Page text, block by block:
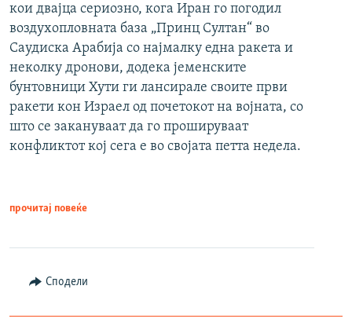
кои двајца сериозно, кога Иран го погодил
воздухопловната база „Принц Султан“ во
Саудиска Арабија со најмалку една ракета и
неколку дронови, додека јеменските
бунтовници Хути ги лансирале своите први
ракети кон Израел од почетокот на војната, со
што се закануваат да го прошируваат
конфликтот кој сега е во својата петта недела.
прочитај повеќе
Сподели